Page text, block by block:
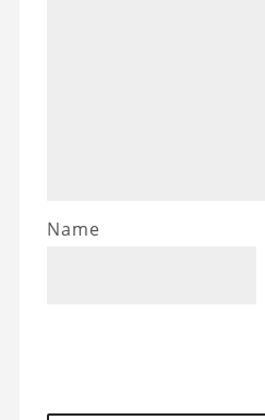
Name